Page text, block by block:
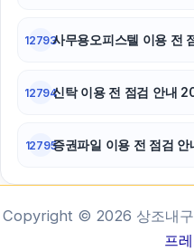
12793사무용오피스텔 이용 전
12794신탁 이용 전 점검 안내
12795증권파일 이용 전 점검
Copyright © 2026 상조내
프